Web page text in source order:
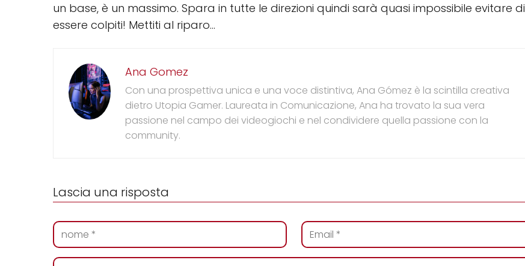
un base, è un massimo. Spara in tutte le direzioni quindi sarà quasi impossibile evitare di
essere colpiti! Mettiti al riparo...
Ana Gomez
Con una prospettiva unica e una voce distintiva, Ana Gómez è la scintilla creativa
dietro Utopia Gamer. Laureata in Comunicazione, Ana ha trovato la sua vera
passione nel campo dei videogiochi e nel condividere quella passione con la
community.
Lascia una risposta